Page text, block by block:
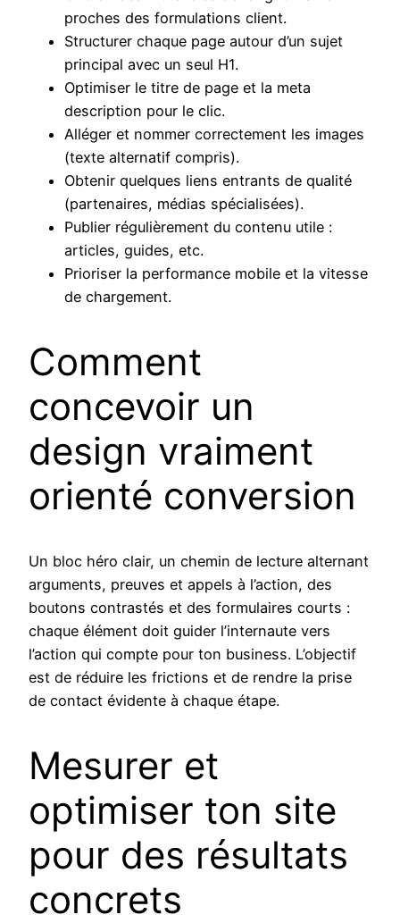
proches des formulations client.
Structurer chaque page autour d’un sujet
principal avec un seul H1.
Optimiser le titre de page et la meta
description pour le clic.
Alléger et nommer correctement les images
(texte alternatif compris).
Obtenir quelques liens entrants de qualité
(partenaires, médias spécialisées).
Publier régulièrement du contenu utile :
articles, guides, etc.
Prioriser la performance mobile et la vitesse
de chargement.
Comment
concevoir un
design vraiment
orienté conversion
Un bloc héro clair, un chemin de lecture alternant
arguments, preuves et appels à l’action, des
boutons contrastés et des formulaires courts :
chaque élément doit guider l’internaute vers
l’action qui compte pour ton business. L’objectif
est de réduire les frictions et de rendre la prise
de contact évidente à chaque étape.
Mesurer et
optimiser ton site
pour des résultats
concrets